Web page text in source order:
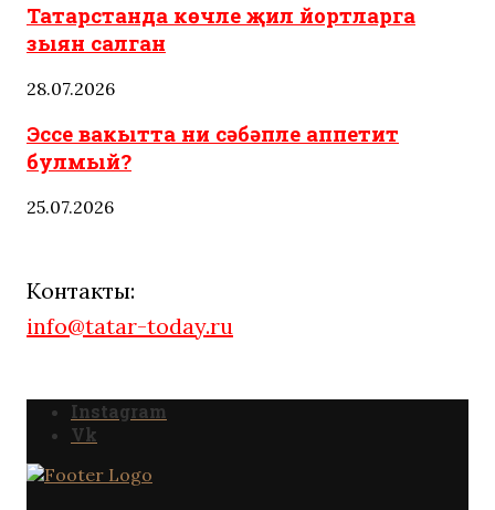
Татарстанда көчле җил йортларга
зыян салган
28.07.2026
Эссе вакытта ни сәбәпле аппетит
булмый?
25.07.2026
Контакты:
info@tatar-today.ru
Instagram
Vk